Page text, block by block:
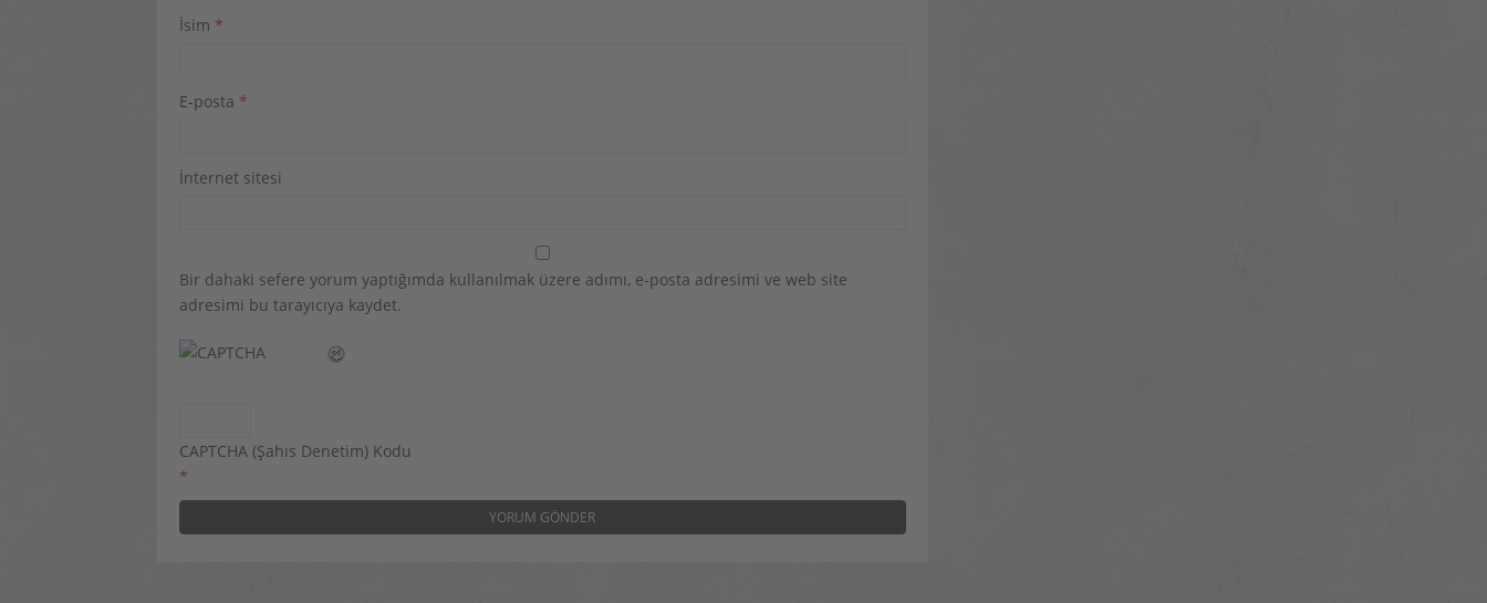
İsim *
E-posta *
İnternet sitesi
Bir dahaki sefere yorum yaptığımda kullanılmak üzere adımı, e-posta adresimi ve web site
adresimi bu tarayıcıya kaydet.
CAPTCHA (Şahıs Denetim) Kodu
*